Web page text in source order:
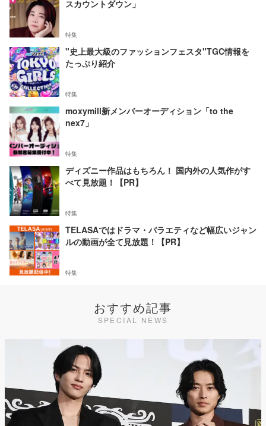
スカウントダウン」
特集
"史上最大級のファッションフェスタ"TGC情報を
たっぷり紹介
特集
moxymill新メンバーオーディション「to the
nex7」
特集
ディズニー作品はもちろん！ 国内外の人気作がす
べて見放題！【PR】
特集
TELASAではドラマ・バラエティなど幅広いジャン
ルの動画が全て見放題！【PR】
特集
おすすめ記事
SPECIAL NEWS